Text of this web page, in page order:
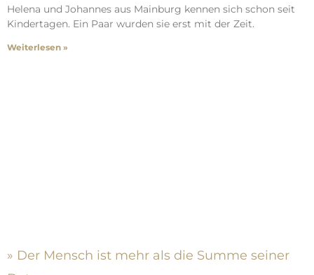
Helena und Johannes aus Mainburg kennen sich schon seit
Kindertagen. Ein Paar wurden sie erst mit der Zeit.
Weiterlesen »
» Der Mensch ist mehr als die Summe seiner